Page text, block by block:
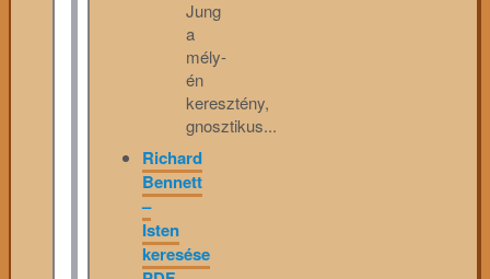
Jung
a
mély-
én
keresztény,
gnosztikus...
Richard
Bennett
–
Isten
keresése